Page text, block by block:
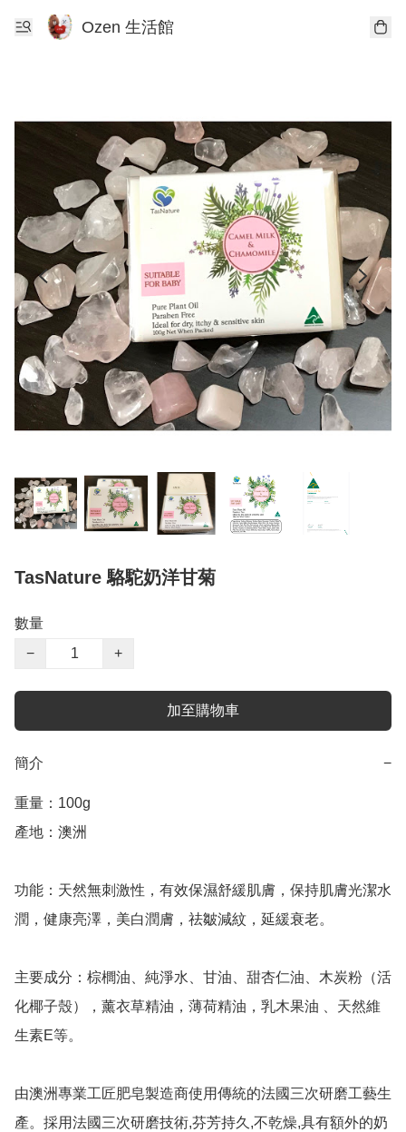
Ozen 生活館
TasNature 駱駝奶洋甘菊
數量
−
+
加至購物車
簡介 −
重量：100g
產地：澳洲
功能：天然無刺激性，有效保濕舒緩肌膚，保持肌膚光潔水
潤，健康亮澤，美白潤膚，祛皺減紋，延緩衰老。
主要成分：棕櫚油、純淨水、甘油、甜杏仁油、木炭粉（活
化椰子殼），薰衣草精油，薄荷精油，乳木果油 、天然維
生素E等。
由澳洲專業工匠肥皂製造商使用傳統的法國三次研磨工藝生
產。採用法國三次研磨技術,芬芳持久,不乾燥,具有額外的奶